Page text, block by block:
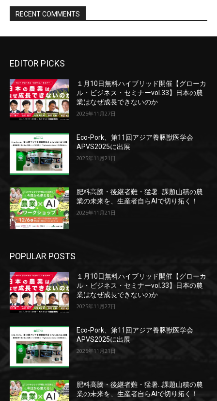
EDITOR PICKS
１月10日無料ハイブリッド開催【グローカ
ル・ビジネス・セミナーvol.33】日本の農
業はなぜ成長できないのか
2025年11月27日
Eco-Pork、第11回アジア養豚獣医学会
APVS2025に出展
2025年11月21日
肥料高騰・後継者難・猛暑…課題山積の農
業の未来を、生産者自らAIで切り拓く！
2025年11月21日
POPULAR POSTS
１月10日無料ハイブリッド開催【グローカ
ル・ビジネス・セミナーvol.33】日本の農
業はなぜ成長できないのか
2025年11月27日
Eco-Pork、第11回アジア養豚獣医学会
APVS2025に出展
2025年11月21日
肥料高騰・後継者難・猛暑…課題山積の農
業の未来を、生産者自らAIで切り拓く！